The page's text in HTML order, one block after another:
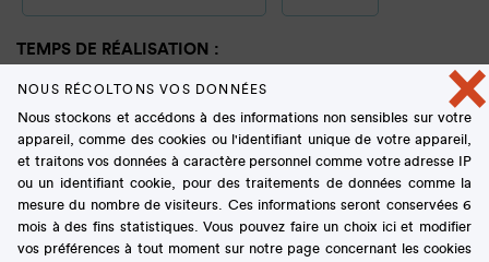
TEMPS DE RÉALISATION :
Tous
DIFFICULTÉ :
Tous
×
NOUS RÉCOLTONS VOS DONNÉES
Nous stockons et accédons à des informations non sensibles sur votre
appareil, comme des cookies ou l'identifiant unique de votre appareil,
et traitons vos données à caractère personnel comme votre adresse IP
ou un identifiant cookie, pour des traitements de données comme la
mesure du nombre de visiteurs. Ces informations seront conservées 6
mois à des fins statistiques. Vous pouvez faire un choix ici et modifier
vos préférences à tout moment sur notre page concernant les cookies